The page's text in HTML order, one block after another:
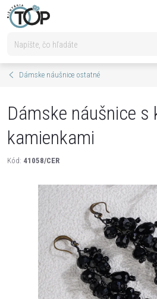
Prejsť
na
Dámske náušnice ostatné
Dámske náušnice s
kamienkami
Kód: 41058/CER